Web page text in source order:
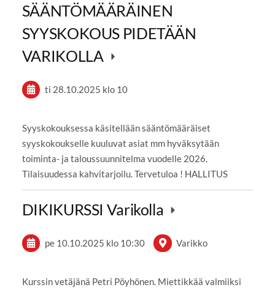
SÄÄNTÖMÄÄRÄINEN
SYYSKOKOUS PIDETÄÄN
VARIKOLLA
ti 28.10.2025 klo 10
Syyskokouksessa käsitellään sääntömääräiset
syyskokoukselle kuuluvat asiat mm hyväksytään
toiminta- ja taloussuunnitelma vuodelle 2026.
Tilaisuudessa kahvitarjoilu. Tervetuloa ! HALLITUS
DIKIKURSSI Varikolla
pe 10.10.2025 klo 10:30 Varikko
Kurssin vetäjänä Petri Pöyhönen. Miettikkää valmiiksi